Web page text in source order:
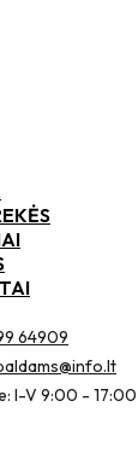
64909
I-V 9:00 - 17:00